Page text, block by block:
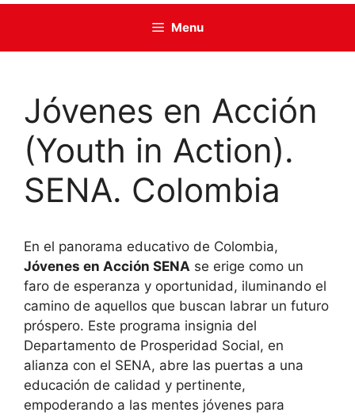
Menu
Jóvenes en Acción
(Youth in Action).
SENA. Colombia
En el panorama educativo de Colombia,
Jóvenes en Acción SENA se erige como un
faro de esperanza y oportunidad, iluminando el
camino de aquellos que buscan labrar un futuro
próspero. Este programa insignia del
Departamento de Prosperidad Social, en
alianza con el SENA, abre las puertas a una
educación de calidad y pertinente,
empoderando a las mentes jóvenes para